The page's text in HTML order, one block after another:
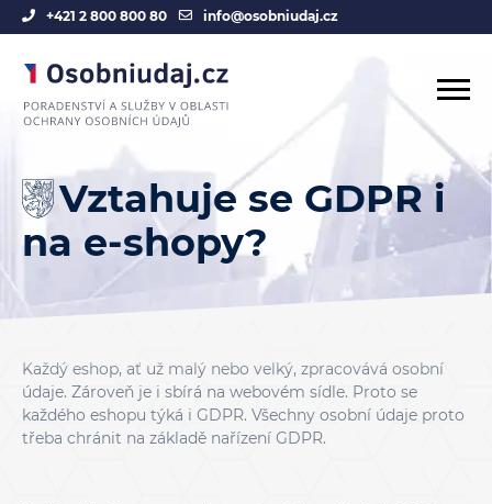
+421 2 800 800 80 info@osobniudaj.cz
Vztahuje se GDPR i
na e-shopy?
Každý eshop, ať už malý nebo velký, zpracovává osobní
údaje. Zároveň je i sbírá na webovém sídle. Proto se
každého eshopu týká i GDPR. Všechny osobní údaje proto
třeba chránit na základě nařízení GDPR.